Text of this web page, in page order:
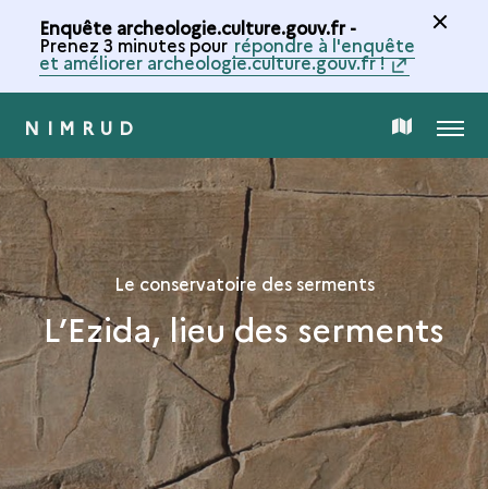
Enquête archeologie.culture.gouv.fr -
Prenez 3 minutes pour répondre à l'enquête
et améliorer archeologie.culture.gouv.fr !
NIMRUD CARTE
DE
LA
COLLECTION
MENU
Le conservatoire des serments
L’Ezida, lieu des serments